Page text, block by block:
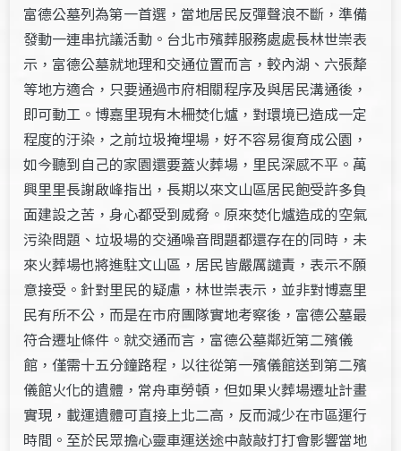
富德公墓列為第一首選，當地居民反彈聲浪不斷，準備
發動一連串抗議活動。台北市殯葬服務處處長林世崇表
示，富德公墓就地理和交通位置而言，較內湖、六張犛
等地方適合，只要通過市府相關程序及與居民溝通後，
即可動工。博嘉里現有木柵焚化爐，對環境已造成一定
程度的汙染，之前垃圾掩埋場，好不容易復育成公園，
如今聽到自己的家園還要蓋火葬場，里民深感不平。萬
興里里長謝啟峰指出，長期以來文山區居民飽受許多負
面建設之苦，身心都受到威脅。原來焚化爐造成的空氣
污染問題、垃圾場的交通噪音問題都還存在的同時，未
來火葬場也將進駐文山區，居民皆嚴厲譴責，表示不願
意接受。針對里民的疑慮，林世崇表示，並非對博嘉里
民有所不公，而是在市府團隊實地考察後，富德公墓最
符合遷址條件。就交通而言，富德公墓鄰近第二殯儀
館，僅需十五分鐘路程，以往從第一殯儀館送到第二殯
儀館火化的遺體，常舟車勞頓，但如果火葬場遷址計畫
實現，載運遺體可直接上北二高，反而減少在市區運行
時間。至於民眾擔心靈車運送途中敲敲打打會影響當地